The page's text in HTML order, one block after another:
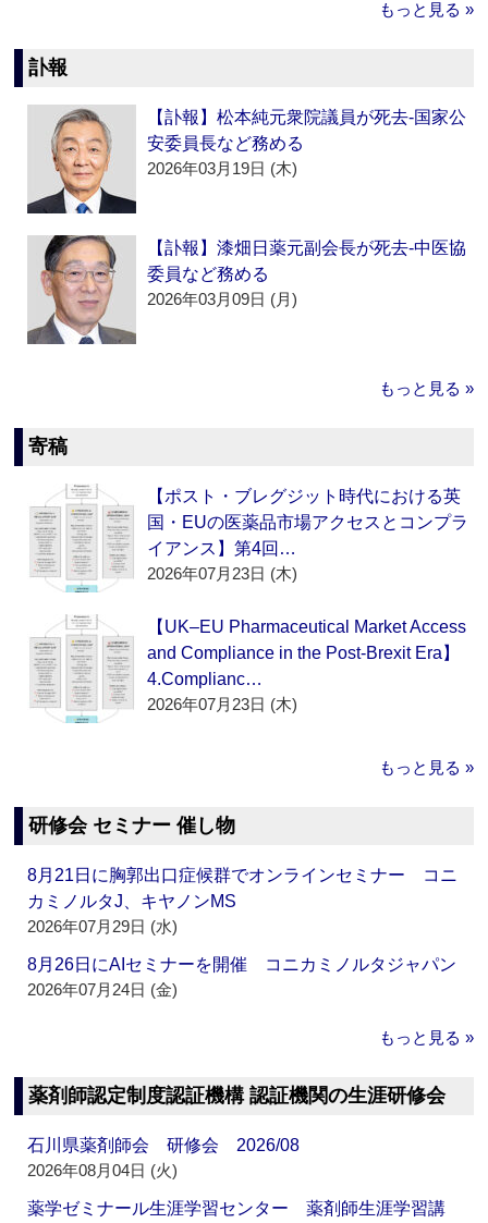
もっと見る »
訃報
【訃報】松本純元衆院議員が死去‐国家公
安委員長など務める
2026年03月19日 (木)
【訃報】漆畑日薬元副会長が死去‐中医協
委員など務める
2026年03月09日 (月)
もっと見る »
寄稿
【ポスト・ブレグジット時代における英
国・EUの医薬品市場アクセスとコンプラ
イアンス】第4回…
2026年07月23日 (木)
【UK–EU Pharmaceutical Market Access
and Compliance in the Post-Brexit Era】
4.Complianc…
2026年07月23日 (木)
もっと見る »
研修会 セミナー 催し物
8月21日に胸郭出口症候群でオンラインセミナー コニ
カミノルタJ、キヤノンMS
2026年07月29日 (水)
8月26日にAIセミナーを開催 コニカミノルタジャパン
2026年07月24日 (金)
もっと見る »
薬剤師認定制度認証機構 認証機関の生涯研修会
石川県薬剤師会 研修会 2026/08
2026年08月04日 (火)
薬学ゼミナール生涯学習センター 薬剤師生涯学習講